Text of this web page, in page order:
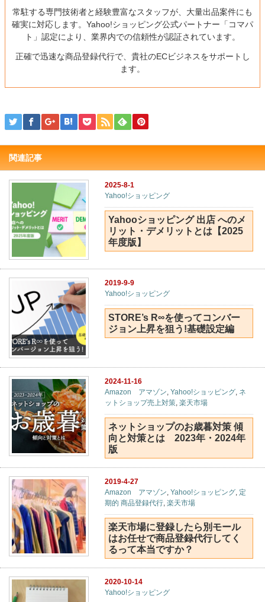
常駐する専門技術者と経験豊富なスタッフが、大量出品案件にも
確実に対応します。Yahoo!ショッピング公式パートナー「コマパ
ト」認定により、業界内での信頼性が認証されています。
正確で迅速な商品登録代行で、貴社のECビジネスをサポートし
ます。
関連記事
2025-8-1
Yahoo!ショッピング
Yahooショッピング 出店 へのメ
リット・デメリットとは【2025
年度版】
2019-9-9
Yahoo!ショッピング
STORE’s R∞を使ってコンバー
ジョン上昇を狙う!基礎設定編
2024-11-16
Amazon アマゾン ,Yahoo!ショッピング ネ
ットショップ売上対策 ,楽天市場
ネットショップのお歳暮対策 傾
向と対策とは 2023年・2024年
版
2019-4-27
Amazon アマゾン ,Yahoo!ショッピング 定
期的 商品登録代行 ,楽天市場
楽天市場に登録したら別モール
はお任せで商品登録代行してく
るって本当ですか？
2020-10-14
Yahoo!ショッピング